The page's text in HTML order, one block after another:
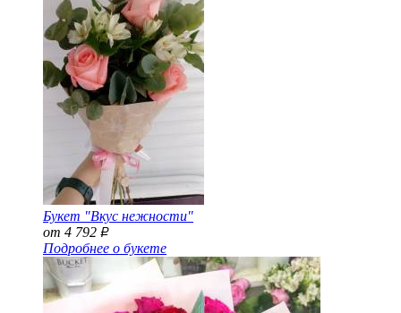
Букет "Вкус нежности"
от 4 792 Р
Подробнее о букете